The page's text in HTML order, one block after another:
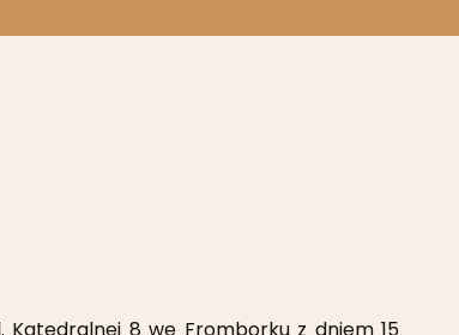
Katedralnej 8 we Fromborku z dniem 15